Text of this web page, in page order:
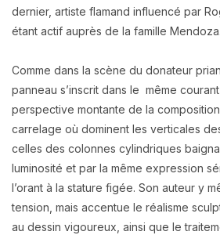
dernier, artiste flamand influencé par
étant actif auprès de la famille
Comme dans la scène du donateur
panneau s’inscrit dans le même
perspective montante de la
carrelage où dominent les verticales
celles des colonnes cylindriques
luminosité et par la même expression
l’orant à la stature figée. Son auteur y
tension, mais accentue le réalisme
au dessin vigoureux, ainsi que le